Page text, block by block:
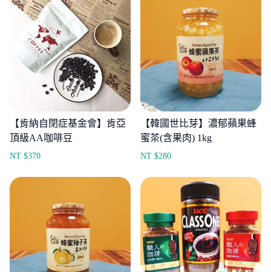
【肯納自閉症基金會】肯亞
頂級AA咖啡豆
NT $370
【韓國世比芽】濃郁蘋果蜂
蜜茶(含果肉) 1kg
NT $280